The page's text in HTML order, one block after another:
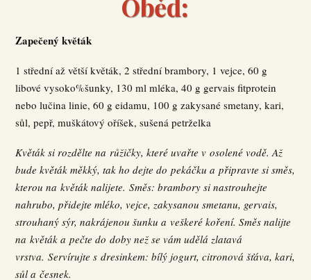
Oběd:
Zapečený květák
1 střední až větší květák, 2 střední brambory, 1 vejce, 60 g
libové vysoko%šunky, 130 ml mléka, 40 g gervais fitprotein
nebo lučina linie, 60 g eidamu, 100 g zakysané smetany, kari,
sůl, pepř, muškátový oříšek, sušená petrželka
Květák si rozdělte na růžičky, které uvařte v osolené vodě. Až
bude květák měkký, tak ho dejte do pekáčku a připravte si směs,
kterou na květák nalijete. Směs: brambory si nastrouhejte
nahrubo, přidejte mléko, vejce, zakysanou smetanu, gervais,
strouhaný sýr, nakrájenou šunku a veškeré koření. Směs nalijte
na květák a pečte do doby než se vám udělá zlatavá
vrstva. Servírujte s dresinkem: bílý jogurt, citronová šťáva, kari,
sůl a česnek.